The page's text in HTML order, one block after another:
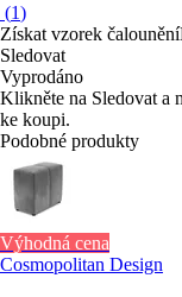
(1)
Získat vzorek čalounění
Sledovat
Vyprodáno
Klikněte na Sledovat a
ke koupi.
Podobné produkty
Výhodná cena
Cosmopolitan Design